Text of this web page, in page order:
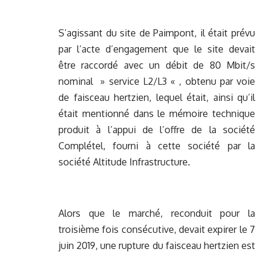
S’agissant du site de Paimpont, il était prévu
par l’acte d’engagement que le site devait
être raccordé avec un débit de 80 Mbit/s
nominal » service L2/L3 « , obtenu par voie
de faisceau hertzien, lequel était, ainsi qu’il
était mentionné dans le mémoire technique
produit à l’appui de l’offre de la société
Complétel, fourni à cette société par la
société Altitude Infrastructure.
Alors que le marché, reconduit pour la
troisième fois consécutive, devait expirer le 7
juin 2019, une rupture du faisceau hertzien est